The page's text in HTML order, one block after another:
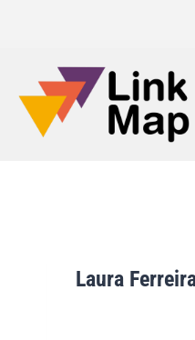
Laura